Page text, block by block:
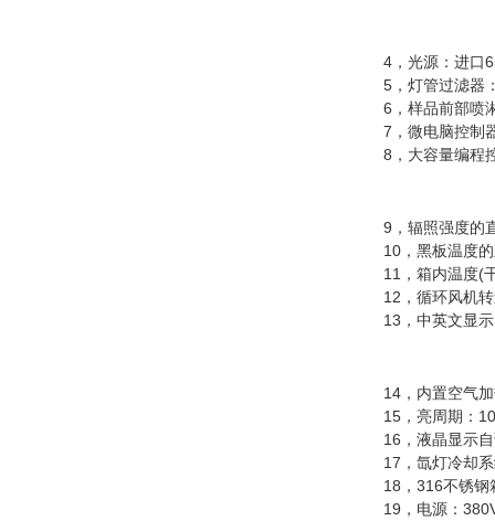
4，光源：进口
5，灯管过滤器：
6，样品前部喷
7，微电脑控制器
8，大容量编程控
9，辐照强度的直
10，黑板温度的
11，箱内温度(干
12，循环风机转
13，中英文显示;
14，内置空气加
15，亮周期：10-
16，液晶显示自
17，氙灯冷却系
18，316不锈钢
19，电源：